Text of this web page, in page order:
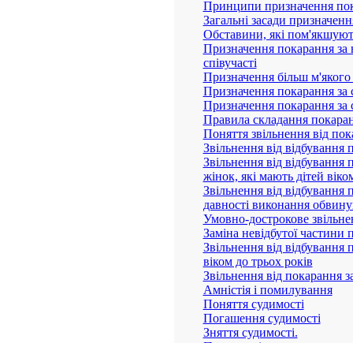
Принципи призначення
Загальні засади
Обставини, які
Призначення покарання за
співучасті
Призначення більш
Призначення покарання за
Призначення покарання за
Правила складання
Поняття звільнення від
Звільнення від
Звільнення від
жінок, які мають дітей
Звільнення від відбування
давності виконання
Умовно-дострокове
Заміна невідбутої
Звільнення від відбування
віком до трьох років
Звільнення від покарання
Амністія і помилування
Поняття судимості
Погашення судимості
Зняття судимості.